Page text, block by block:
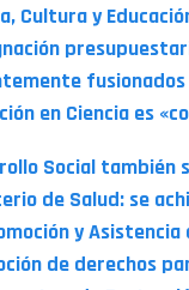
Cultura y
fusionados
en Ciencia es
Social también
de Salud: se
y
de derechos